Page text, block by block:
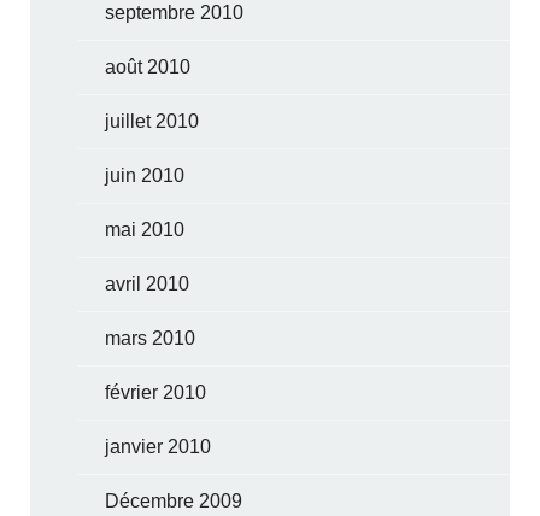
septembre 2010
août 2010
juillet 2010
juin 2010
mai 2010
avril 2010
mars 2010
février 2010
janvier 2010
Décembre 2009